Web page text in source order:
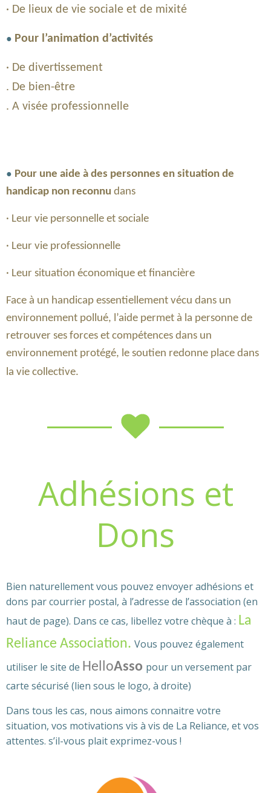
· De lieux de vie sociale et de mixité
● Pour l’animation d’activités
· De divertissement
. De bien-être
. A visée professionnelle
● Pour une aide à des personnes en situation de
handicap non reconnu dans
· Leur vie personnelle et sociale
· Leur vie professionnelle
· Leur situation économique et financière
Face à un handicap essentiellement vécu dans un
environnement pollué, l’aide permet à la personne de
retrouver ses forces et compétences dans un
environnement protégé, le soutien redonne place dans
la vie collective.
Adhésions et
Dons
Bien naturellement vous pouvez envoyer adhésions et
dons par courrier postal, à l’adresse de l’association (en
haut de page). Dans ce cas, libellez votre chèque à : La
Reliance Association. Vous pouvez également
utiliser le site de HelloAsso pour un versement par
carte sécurisé (lien sous le logo, à droite)
Dans tous les cas, nous aimons connaitre votre
situation, vos motivations vis à vis de La Reliance, et vos
attentes. s’il-vous plait exprimez-vous !